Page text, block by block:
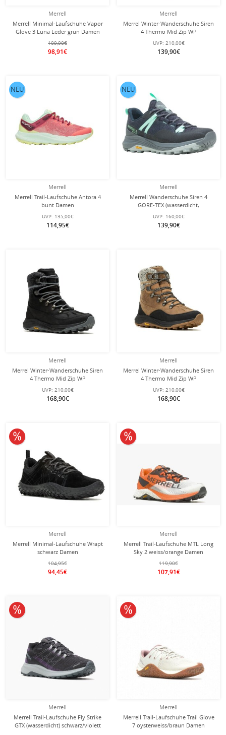
Merrell
Merrell Minimal-Laufschuhe Vapor
Glove 3 Luna Leder grün Damen
109,90€
98,91€
Merrell
Merrel Winter-Wanderschuhe Siren
4 Thermo Mid Zip WP
(Vollnarbenleder, wasserdicht)
charcoalgrau Damen
UVP: 210,00€
139,90€
Merrell
Merrell Trail-Laufschuhe Antora 4
bunt Damen
UVP: 135,00€
114,95€
NEU
Merrell
Merrell Wanderschuhe Siren 4
GORE-TEX (wasserdicht,
atmungsaktiv) navyblau Damen
UVP: 160,00€
139,90€
NEU
Merrell
Merrel Winter-Wanderschuhe Siren
4 Thermo Mid Zip WP
(Vollnarbenleder, wasserdicht)
schwarz Damen
UVP: 210,00€
168,90€
Merrell
Merrel Winter-Wanderschuhe Siren
4 Thermo Mid Zip WP
(Vollnarbenleder, wasserdicht)
braun Damen
UVP: 210,00€
168,90€
Merrell
Merrell Minimal-Laufschuhe Wrapt
schwarz Damen
104,95€
94,45€
10% reduziert
Merrell
Merrell Trail-Laufschuhe MTL Long
Sky 2 weiss/orange Damen
119,90€
107,91€
10% reduziert
Merrell
Merrell Trail-Laufschuhe Fly Strike
GTX (wasserdicht) schwarz/violett
Damen
10% reduziert
Merrell
Merrell Trail-Laufschuhe Trail Glove
7 oysterweiss/braun Damen
10% reduziert